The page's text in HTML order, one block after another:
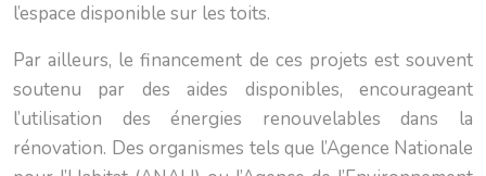
l’espace disponible sur les toits.
Par ailleurs, le financement de ces projets est souvent
soutenu par des aides disponibles, encourageant
l’utilisation des énergies renouvelables dans la
rénovation. Des organismes tels que l’Agence Nationale